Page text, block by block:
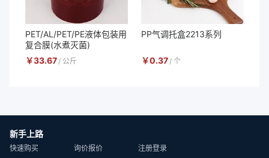
PET/AL/PET/PE液体包装用
复合膜(水煮灭菌)
￥33.67/ 公斤
PP气调托盒2213系列
￥0.37/ 个
新手上路
快速购买 询价报价 注册登录